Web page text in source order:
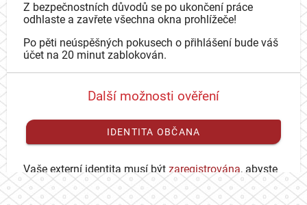
Z bezpečnostních důvodů se po ukončení práce
odhlaste a zavřete všechna okna prohlížeče!
Po pěti neúspěšných pokusech o přihlášení bude váš
účet na 20 minut zablokován.
Další možnosti ověření
IDENTITA OBČANA
Vaše externí identita musí být zaregistrována, abyste
se mohli přihlásit ke svému CAS účtu.